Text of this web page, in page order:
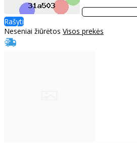
Rašyti
Neseniai žiūrėtos Visos prekės